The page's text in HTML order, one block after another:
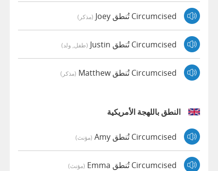
Circumcised تُنطق Joey (مذكر)
Circumcised تُنطق Justin (طفل, ولد)
Circumcised تُنطق Matthew (مذكر)
النطق باللهجة الأمريكية
Circumcised تُنطق Amy (مؤنث)
Circumcised تُنطق Emma (مؤنث)